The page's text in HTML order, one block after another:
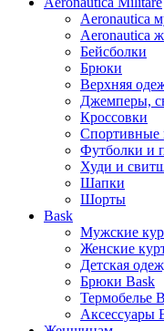
Aeronautica
Aeronautica
Бейсболки
Брюки
Верхняя
Джемперы,
Кроссовки
Спортивные
Футболки и
Худи и
Шапки
Шорты
Bask
Мужские
Женские
Детская
Брюки Bask
Термобелье
Аксессуары